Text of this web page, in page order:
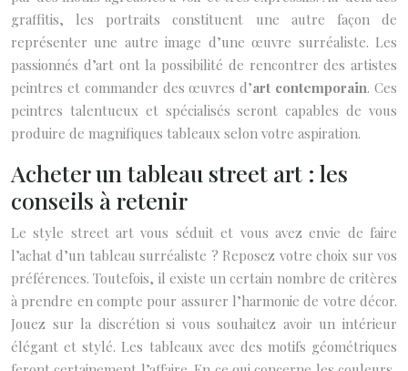
graffitis, les portraits constituent une autre façon de
représenter une autre image d’une œuvre surréaliste. Les
passionnés d’art ont la possibilité de rencontrer des artistes
peintres et commander des œuvres d’art contemporain. Ces
peintres talentueux et spécialisés seront capables de vous
produire de magnifiques tableaux selon votre aspiration.
Acheter un tableau street art : les
conseils à retenir
Le style street art vous séduit et vous avez envie de faire
l’achat d’un tableau surréaliste ? Reposez votre choix sur vos
préférences. Toutefois, il existe un certain nombre de critères
à prendre en compte pour assurer l’harmonie de votre décor.
Jouez sur la discrétion si vous souhaitez avoir un intérieur
élégant et stylé. Les tableaux avec des motifs géométriques